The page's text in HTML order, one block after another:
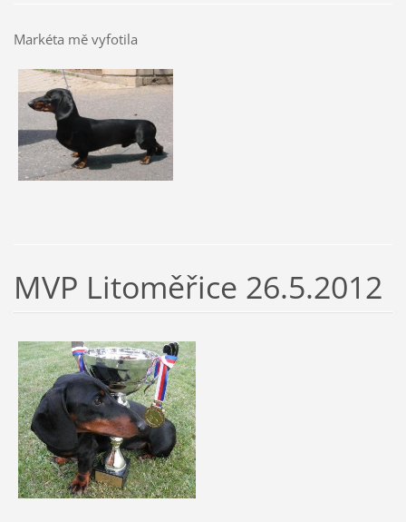
Markéta mě vyfotila
MVP Litoměřice 26.5.2012